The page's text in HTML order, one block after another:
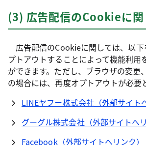
(3) 広告配信のCookieに関
広告配信のCookieに関しては、以下
プトアウトすることによって機能利用
ができます。ただし、ブラウザの変更
の場合には、再度オプトアウトが必要
LINEヤフー株式会社（外部サイト
グーグル株式会社（外部サイトへリ
Facebook（外部サイトへリンク）